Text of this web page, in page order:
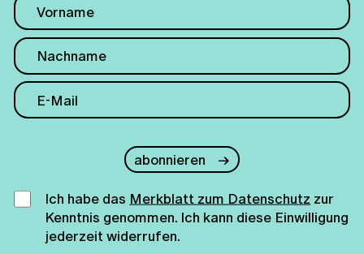
abonnieren
Ich habe das Merkblatt zum Datenschutz zur
Kenntnis genommen. Ich kann diese Einwilligung
jederzeit widerrufen.